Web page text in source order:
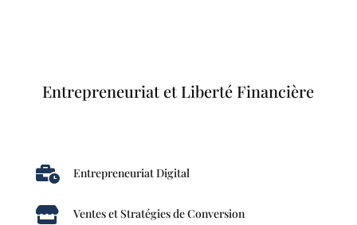
Entrepreneuriat et Liberté Financière
 Entrepreneuriat Digital
 Ventes et Stratégies de Conversion